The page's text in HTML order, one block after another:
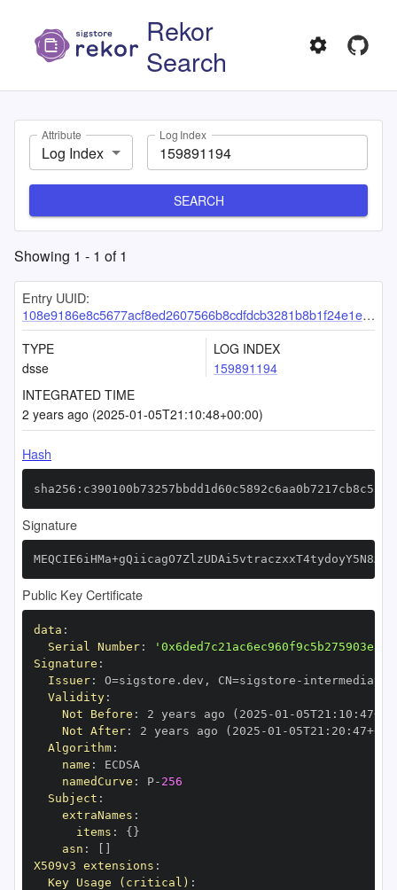
Rekor
Search
Attribute
Log Index
Log Index
SEARCH
Showing 1 - 1 of1
Entry UUID:
108e9186e8c5677acf8ed2607566b8cdfdcb3281b8b1f24e1eeb71f47197dda4b7ee4dcd4a9b317d
TYPE
dsse
LOG INDEX
159891194
INTEGRATED TIME
2 years ago (2025-01-05T21:10:48+00:00)
Hash
Signature
Public Key Certificate
data :
Serial Number:
Signature :
Issuer: O=sigstore.dev , CN=sigstore -
Validity:
Not Before : 2 years ago (2025 -01 -05T21 : 10 : 47+00
Not After: 2 years ago (2025 -01 -05T21 : 20 : 47+00
Algorithm:
name :
namedCurve : P- 256
Subject :
extraNames :
items : { }
asn :
X509v3 extensions :
Key Usage (critical) :